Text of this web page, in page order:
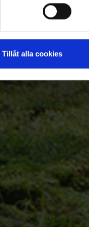
Tillåt alla cookies